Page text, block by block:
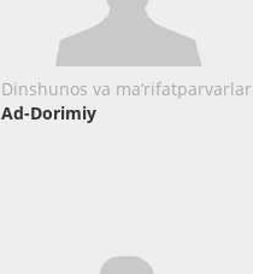
Dinshunos va ma’rifatparvarlar
Ad-Dorimiy